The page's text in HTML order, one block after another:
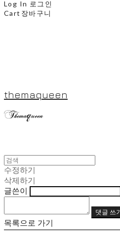
Log In 로그인
Cart 장바구니
themaqueen
수정하기
삭제하기
글쓴이
댓글 쓰
목록으로 가기